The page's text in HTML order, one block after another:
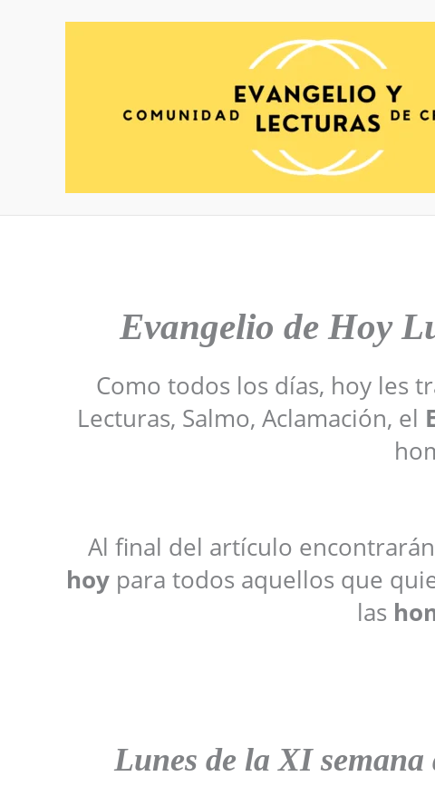
Evangelio de Hoy
Como todos los días, hoy les
Lecturas, Salmo, Aclamación, el
Al final del artículo
hoypara todos aquellos que
las
Lunes de la XI